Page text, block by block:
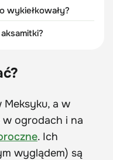
wykiełkowały?
a w
w ogrodach i na
. Ich
wyglądem) są